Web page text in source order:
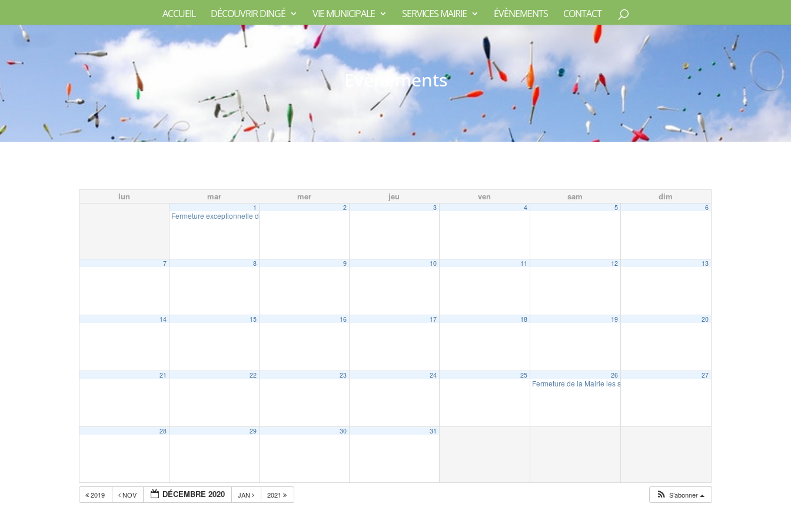
ACCUEIL DÉCOUVRIR DINGÉ VIE MUNICIPALE SERVICES MAIRIE ÉVÈNEMENTS CONTACT
Evènements
lun mar mer jeu ven sam dim
1
Fermeture exceptionnelle de la Mairie
2 3 4 5 6
7 8 9 10 11 12 13
14 15 16 17 18 19 20
21 22 23 24 25 26
Fermeture de la Mairie les samedis 26/12 et 02/01
27
28 29 30 31
2019 NOV DÉCEMBRE 2020 JAN 2021 S’abonner